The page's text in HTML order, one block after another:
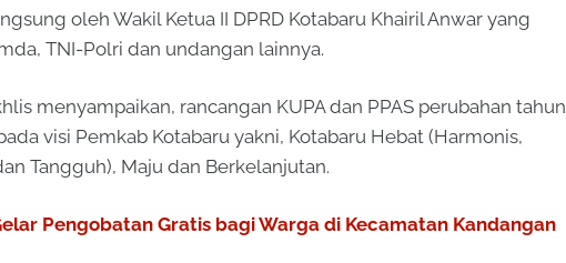
oleh Wakil Ketua II DPRD Kotabaru Khairil Anwar yang
TNI-Polri dan undangan lainnya.
menyampaikan, rancangan KUPA dan PPAS perubahan tahun
visi Pemkab Kotabaru yakni, Kotabaru Hebat (Harmonis,
Tangguh), Maju dan Berkelanjutan.
Pengobatan Gratis bagi Warga di Kecamatan Kandangan